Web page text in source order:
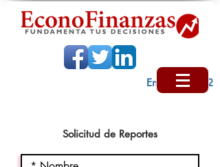
Encabezado 2
Solicitud de Reportes